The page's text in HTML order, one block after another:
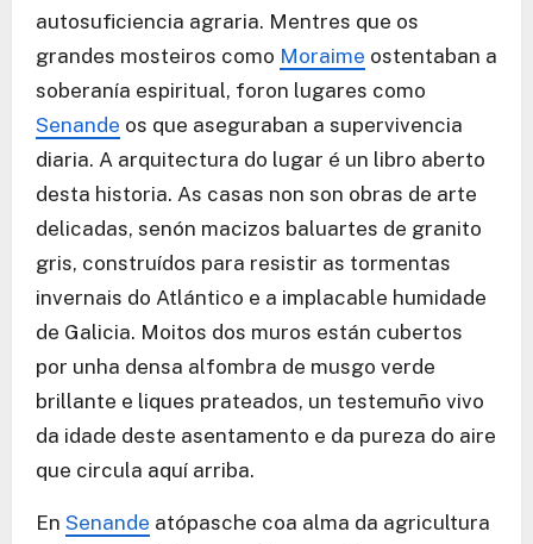
autosuficiencia agraria. Mentres que os
grandes mosteiros como Moraime ostentaban a
soberanía espiritual, foron lugares como
Senande os que aseguraban a supervivencia
diaria. A arquitectura do lugar é un libro aberto
desta historia. As casas non son obras de arte
delicadas, senón macizos baluartes de granito
gris, construídos para resistir as tormentas
invernais do Atlántico e a implacable humidade
de Galicia. Moitos dos muros están cubertos
por unha densa alfombra de musgo verde
brillante e liques prateados, un testemuño vivo
da idade deste asentamento e da pureza do aire
que circula aquí arriba.
En Senande atópasche coa alma da agricultura